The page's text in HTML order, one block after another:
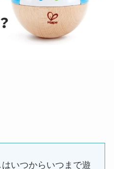
いつからいつまで遊